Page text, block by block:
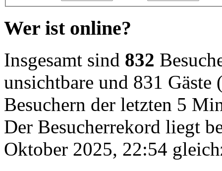
Wer ist online?
Insgesamt sind 832
unsichtbare und 831 Gäste
Besuchern der letzten 5
Der Besucherrekord liegt
Oktober 2025, 22:54